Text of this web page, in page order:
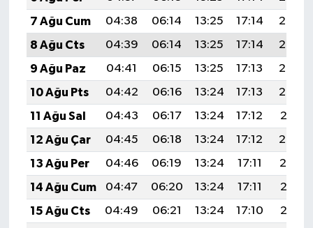
7 Ağu Cum
04:38 06:14 13:25 17:14
20:26
8 Ağu Cts
04:39 06:14 13:25 17:14
20:25
9 Ağu Paz
04:41 06:15 13:25 17:13
20:24
10 Ağu Pts
04:42 06:16 13:24 17:13
20:23
11 Ağu Sal
04:43 06:17 13:24 17:12
20:21
12 Ağu Çar
04:45 06:18 13:24 17:12
20:20
13 Ağu Per
04:46 06:19 13:24 17:11
20:19
14 Ağu Cum
04:47 06:20 13:24 17:11
20:18
15 Ağu Cts
04:49 06:21 13:24 17:10
20:16